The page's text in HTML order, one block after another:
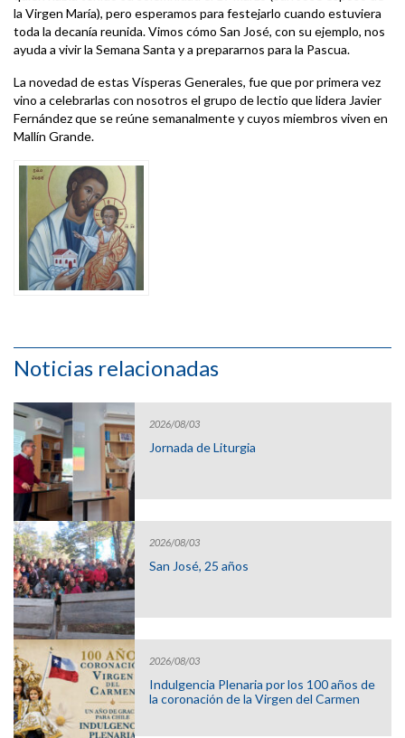
la Virgen María), pero esperamos para festejarlo cuando estuviera
toda la decanía reunida. Vimos cómo San José, con su ejemplo, nos
ayuda a vivir la Semana Santa y a prepararnos para la Pascua.
La novedad de estas Vísperas Generales, fue que por primera vez
vino a celebrarlas con nosotros el grupo de lectio que lidera Javier
Fernández que se reúne semanalmente y cuyos miembros viven en
Mallín Grande.
Noticias relacionadas
2026/08/03
Jornada de Liturgia
2026/08/03
San José, 25 años
2026/08/03
Indulgencia Plenaria por los 100 años de
la coronación de la Virgen del Carmen